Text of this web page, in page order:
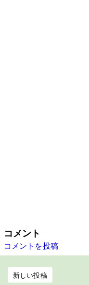
コメント
コメントを投稿
新しい投稿